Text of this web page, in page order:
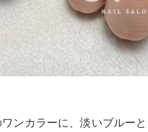
ンカラーに、淡いブルー